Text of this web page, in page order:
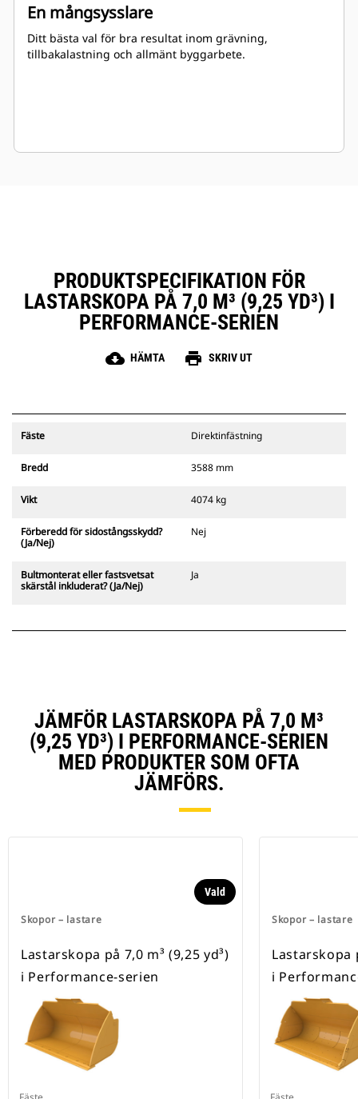
En mångsysslare
Ditt bästa val för bra resultat inom grävning,
tillbakalastning och allmänt byggarbete.
PRODUKTSPECIFIKATION FÖR
LASTARSKOPA PÅ 7,0 M³ (9,25 YD³) I
PERFORMANCE-SERIEN
cloud_download HÄMTA print SKRIV UT
Fäste Direktinfästning
Bredd 3588 mm
Vikt 4074 kg
Förberedd för sidostångsskydd?
(Ja/Nej)
Nej
Bultmonterat eller fastsvetsat
skärstål inkluderat? (Ja/Nej)
Ja
JÄMFÖR LASTARSKOPA PÅ 7,0 M³
(9,25 YD³) I PERFORMANCE-SERIEN
MED PRODUKTER SOM OFTA
JÄMFÖRS.
Skopor – lastare
Vald
Lastarskopa på 7,0 m³ (9,25 yd³)
i Performance-serien
Skopor – lastare
Lastarskopa
i